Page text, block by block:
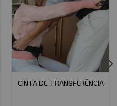
CINTA DE TRANSFERÊNCIA